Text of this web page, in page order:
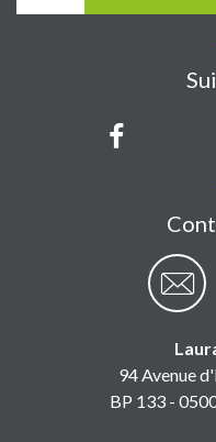
94 Avenue
BP 133 -